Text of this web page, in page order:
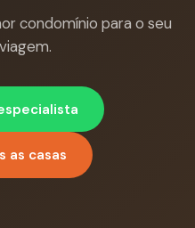
condomínio para o seu
as casas